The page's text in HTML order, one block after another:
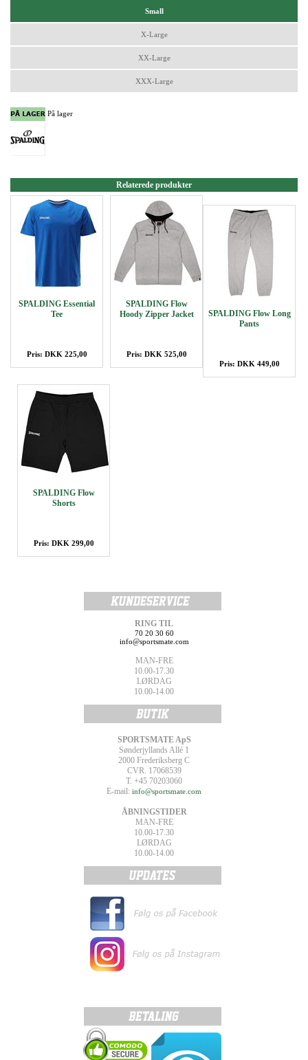
Small
X-Large
XX-Large
XXX-Large
På lager
Relaterede produkter
SPALDING Essential
Tee
Pris: DKK 225,00
SPALDING Flow
Hoody Zipper Jacket
Pris: DKK 525,00
SPALDING Flow Long
Pants
Pris: DKK 449,00
SPALDING Flow
Shorts
Pris: DKK 299,00
RING TIL
70 20 30 60
info@sportsmate.com
MAN-FRE
10.00-17.30
LØRDAG
10.00-14.00
SPORTSMATE ApS
Sønderjyllands Allé 1
2000 Frederiksberg C
CVR. 17068539
T. +45 70203060
E-mail: info@sportsmate.com
ÅBNINGSTIDER
MAN-FRE
10.00-17.30
LØRDAG
10.00-14.00